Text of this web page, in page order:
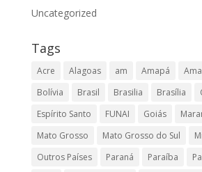
Uncategorized
Tags
Acre Alagoas am Amapá
Bolívia
Brasil Brasilia Brasília
Espírito Santo
FUNAI Goiás
Mato Grosso
Mato Grosso do Sul
Outros Países
Paraná Paraíba